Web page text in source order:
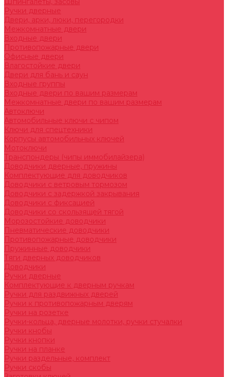
Ручки дверные
Двери, арки, люки, перегородки
Межкомнатные двери
Входные двери
Противопожарные двери
Офисные двери
Влагостойкие двери
Двери для бань и саун
Входные группы
Входные двери по вашим размерам
Межкомнатные двери по вашим размерам
Автоключи
Автомобильные ключи с чипом
Ключи для спецтехники
Корпусы автомобильных ключей
Мотоключи
Транспондеры (чипы иммобилайзера)
Доводчики дверные, пружины
Комплектующие для доводчиков
Доводчики с ветровым тормозом
Доводчики с задержкой закрывания
Доводчики с фиксацией
Доводчики со скользящей тягой
Морозостойкие доводчики
Пневматические доводчики
Противопожарные доводчики
Пружинные доводчики
Тяги дверных доводчиков
Доводчики
Ручки дверные
Комплектующие к дверным ручкам
Ручки для раздвижных дверей
Ручки к противопожарным дверям
Ручки на розетке
Ручки-кольца, дверные молотки, ручки стучалки
Ручки кнобы
Ручки кнопки
Ручки на планке
Ручки раздельные, комплект
Ручки скобы